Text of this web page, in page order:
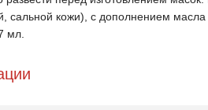
сальной кожи), с дополнением масла
мл.